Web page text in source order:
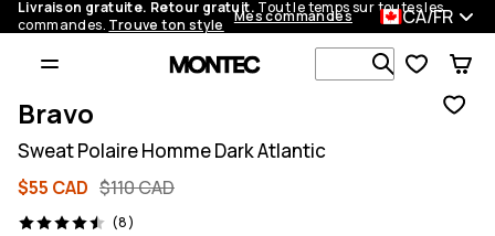
Livraison gratuite. Retour gratuit. Tout le temps sur toutes les
commandes. Trouve ton style Mes commandes CA/FR
Recherche
Bravo
Sweat Polaire Homme Dark Atlantic
$55 CAD $110 CAD
(8)
8 avis, 4.5/5